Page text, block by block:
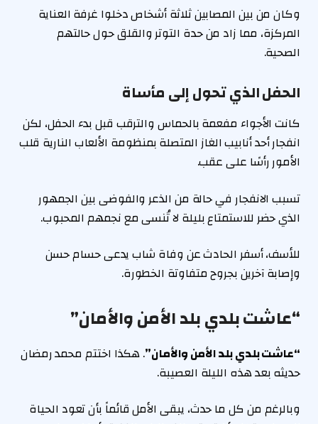
وكان من بين المصابين ثلاثة أشخاص دخلوا غرفة العناية
المركزة، مما زاد من حدة التوتر والقلق حول حالتهم
الصحية.
الحفل الذي تحول إلى مأساة
كانت الأجواء مفعمة بالحماس والترقب قبل بدء الحفل، لكن
انفجار أحد أنابيب الغاز المتصلة بمنظومة الألعاب النارية قلب
الأمور رأسًا على عقب.
تسبب الانفجار في حالة من الذعر والفوضى بين الجمهور
الذي حضر للاستمتاع بليلة لا تُنسى مع نجمهم المحبوب.
للأسف، أسفر الحادث عن وفاة شاب يدعى حسام حسن
وإصابة آخرين بجروح متفاوتة الخطورة.
“عاشت بلدي بلد الأمن والأمان”
“عاشت بلدي بلد الأمن والأمان”. هكذا اختتم محمد رمضان
حديثه بعد هذه الليلة العصيبة.
وبالرغم من كل ما حدث، يبقى الأمل قائماً بأن تعود الحياة